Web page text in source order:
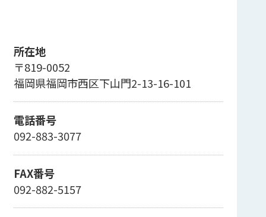
所在地
〒819-0052
福岡県福岡市西区下山門2-13-16-101
電話番号
092-883-3077
FAX番号
092-882-5157